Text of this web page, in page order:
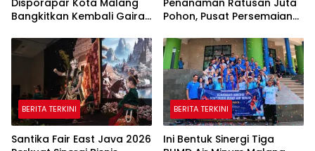
Bangkitkan Kembali Gairah
Pohon, Pusat Persemaian
Perkuat Jaringan
Persemaian Nasional*
BERITA TERKINI
Santika Fair East Java 2026
BERITA TERKINI
Ini Bentuk Sinergi Tiga